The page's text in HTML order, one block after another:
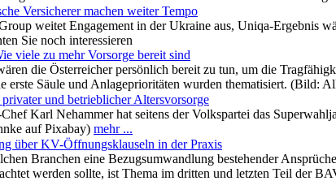
Versicherer machen weiter Tempo
weitet Engagement in der Ukraine aus, Uniqa-Ergebnis
Sie noch interessieren
viele zu mehr Vorsorge bereit sind
die Österreicher persönlich bereit zu tun, um die
erste Säule und Anlageprioritäten wurden thematisiert. (Bild:
und betrieblicher Altersvorsorge
Karl Nehammer hat seitens der Volkspartei das
auf Pixabay) mehr ...
über KV-Öffnungsklauseln in der Praxis
Branchen eine Bezugsumwandlung bestehender
werden sollte, ist Thema im dritten und letzten Teil der